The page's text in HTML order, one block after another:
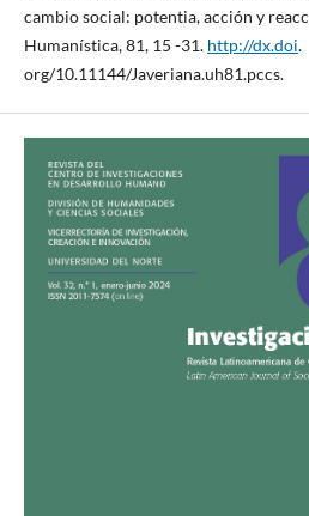
cambio social: potentia, acción y
Humanística, 81, 15 -31. http://dx.doi.
org/10.11144/Javeriana.uh81.pccs.